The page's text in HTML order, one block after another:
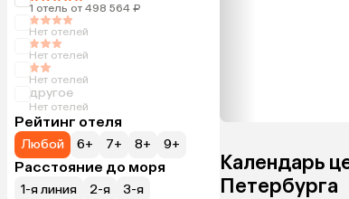
1 отель от 498 564 ₽
Нет отелей
Нет отелей
Нет отелей
другое
Нет отелей
Рейтинг отеля
Любой 6+ 7+ 8+ 9+
Расстояние до моря
1-я линия 2-я 3-я
Календарь
Петербурга